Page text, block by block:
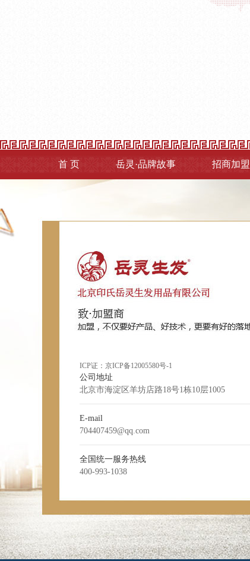
首 页 岳灵·品牌故事 招商加盟
ICP证： 京ICP备12005580号-1
公司地址
北京市海淀区羊坊店路18号1栋10层1005
E-mail
704407459@qq.com
全国统一服务热线
400-993-1038